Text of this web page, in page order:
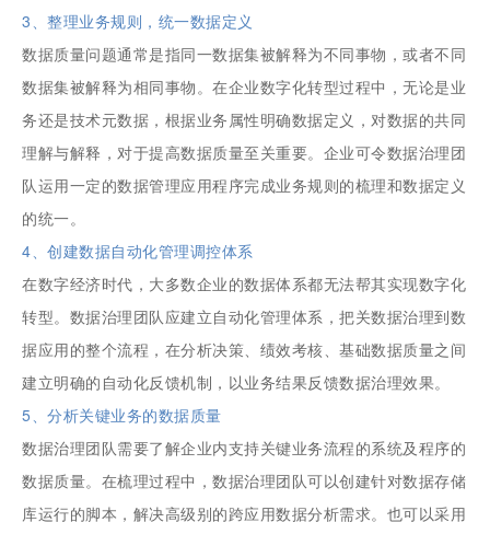
3、整理业务规则，统一数据定义
数据质量问题通常是指同一数据集被解释为不同事物，或者不同
数据集被解释为相同事物。在企业数字化转型过程中，无论是业
务还是技术元数据，根据业务属性明确数据定义，对数据的共同
理解与解释，对于提高数据质量至关重要。企业可令数据治理团
队运用一定的数据管理应用程序完成业务规则的梳理和数据定义
的统一。
4、创建数据自动化管理调控体系
在数字经济时代，大多数企业的数据体系都无法帮其实现数字化
转型。数据治理团队应建立自动化管理体系，把关数据治理到数
据应用的整个流程，在分析决策、绩效考核、基础数据质量之间
建立明确的自动化反馈机制，以业务结果反馈数据治理效果。
5、分析关键业务的数据质量
数据治理团队需要了解企业内支持关键业务流程的系统及程序的
数据质量。在梳理过程中，数据治理团队可以创建针对数据存储
库运行的脚本，解决高级别的跨应用数据分析需求。也可以采用